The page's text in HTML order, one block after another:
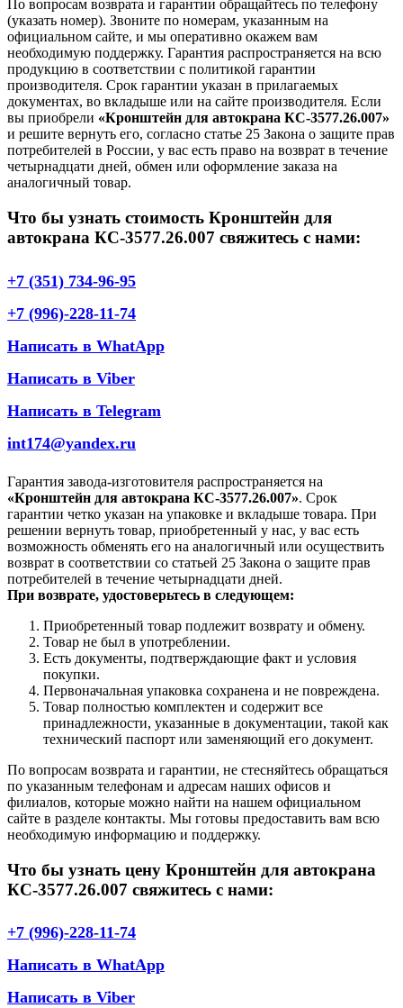
По вопросам возврата и гарантии обращайтесь по телефону
(указать номер). Звоните по номерам, указанным на
официальном сайте, и мы оперативно окажем вам
необходимую поддержку. Гарантия распространяется на всю
продукцию в соответствии с политикой гарантии
производителя. Срок гарантии указан в прилагаемых
документах, во вкладыше или на сайте производителя. Если
вы приобрели «Кронштейн для автокрана КС-3577.26.007»
и решите вернуть его, согласно статье 25 Закона о защите прав
потребителей в России, у вас есть право на возврат в течение
четырнадцати дней, обмен или оформление заказа на
аналогичный товар.
Что бы узнать стоимость Кронштейн для
автокрана КС-3577.26.007 свяжитесь с нами:
+7 (351) 734-96-95
+7 (996)-228-11-74
Написать в WhatApp
Написать в Viber
Написать в Telegram
int174@yandex.ru
Гарантия завода-изготовителя распространяется на
«Кронштейн для автокрана КС-3577.26.007». Срок
гарантии четко указан на упаковке и вкладыше товара. При
решении вернуть товар, приобретенный у нас, у вас есть
возможность обменять его на аналогичный или осуществить
возврат в соответствии со статьей 25 Закона о защите прав
потребителей в течение четырнадцати дней.
При возврате, удостоверьтесь в следующем:
Приобретенный товар подлежит возврату и обмену.
Товар не был в употреблении.
Есть документы, подтверждающие факт и условия
покупки.
Первоначальная упаковка сохранена и не повреждена.
Товар полностью комплектен и содержит все
принадлежности, указанные в документации, такой как
технический паспорт или заменяющий его документ.
По вопросам возврата и гарантии, не стесняйтесь обращаться
по указанным телефонам и адресам наших офисов и
филиалов, которые можно найти на нашем официальном
сайте в разделе контакты. Мы готовы предоставить вам всю
необходимую информацию и поддержку.
Что бы узнать цену Кронштейн для автокрана
КС-3577.26.007 свяжитесь с нами:
+7 (996)-228-11-74
Написать в WhatApp
Написать в Viber